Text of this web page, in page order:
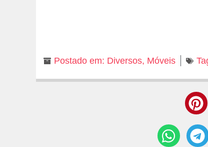
Postado em: Diversos, Móveis